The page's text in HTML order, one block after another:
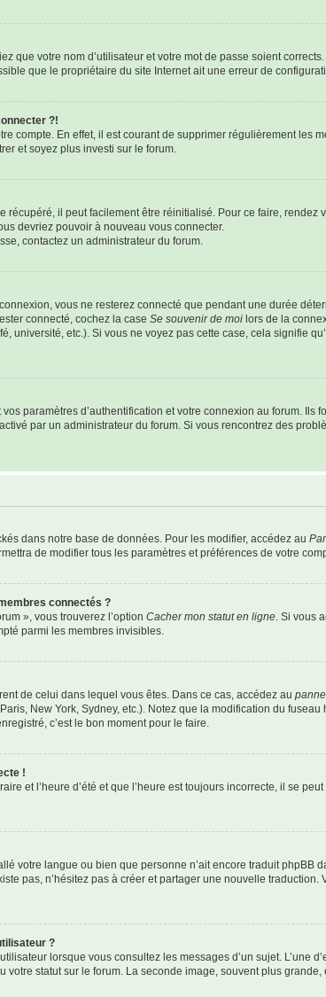
que votre nom d’utilisateur et votre mot de passe soient
que le propriétaire du site Internet ait une erreur de
?!
compte. En effet, il est courant de supprimer régulièrement les
et soyez plus investi sur le forum.
récupéré, il peut facilement être réinitialisé. Pour ce faire,
devriez pouvoir à nouveau vous connecter.
contactez un administrateur du forum.
vous ne resterez connecté que pendant une durée
connecté, cochez la case Se souvenir de moi lors de la
université, etc.). Si vous ne voyez pas cette case, cela signifie
paramètres d’authentification et votre connexion au forum. Ils
par un administrateur du forum. Si vous rencontrez des
dans notre base de données. Pour les modifier, accédez au
de modifier tous les paramètres et préférences de votre
connectés ?
», vous trouverez l’option Cacher mon statut en ligne. Si vous
parmi les membres invisibles.
de celui dans lequel vous êtes. Dans ce cas, accédez au
New York, Sydney, etc.). Notez que la modification du
c’est le bon moment pour le faire.
!
et l’heure d’été et que l’heure est toujours incorrecte, il se
votre langue ou bien que personne n’ait encore traduit phpBB
pas, n’hésitez pas à créer et partager une nouvelle traduction.
?
lorsque vous consultez les messages d’un sujet. L’une
statut sur le forum. La seconde image, souvent plus